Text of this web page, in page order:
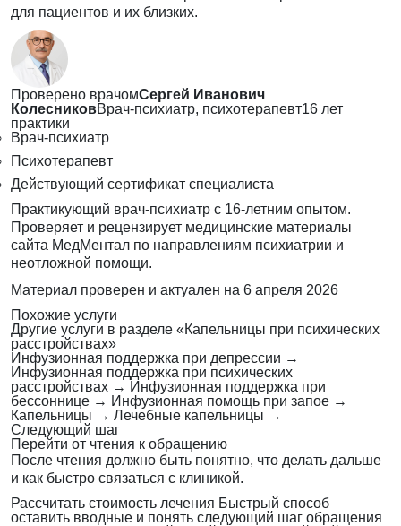
для пациентов и их близких.
Проверено врачомСергей Иванович
КолесниковВрач-психиатр, психотерапевт16 лет
практики
Врач-психиатр
Психотерапевт
Действующий сертификат специалиста
Практикующий врач-психиатр с 16-летним опытом.
Проверяет и рецензирует медицинские материалы
сайта МедМентал по направлениям психиатрии и
неотложной помощи.
Материал проверен и актуален на 6 апреля 2026
Похожие услуги
Другие услуги в разделе «Капельницы при психических
расстройствах»
Инфузионная поддержка при депрессии →
Инфузионная поддержка при психических
расстройствах → Инфузионная поддержка при
бессоннице → Инфузионная помощь при запое →
Капельницы → Лечебные капельницы →
Следующий шаг
Перейти от чтения к обращению
После чтения должно быть понятно, что делать дальше
и как быстро связаться с клиникой.
Рассчитать стоимость лечения Быстрый способ
оставить вводные и понять следующий шаг обращения